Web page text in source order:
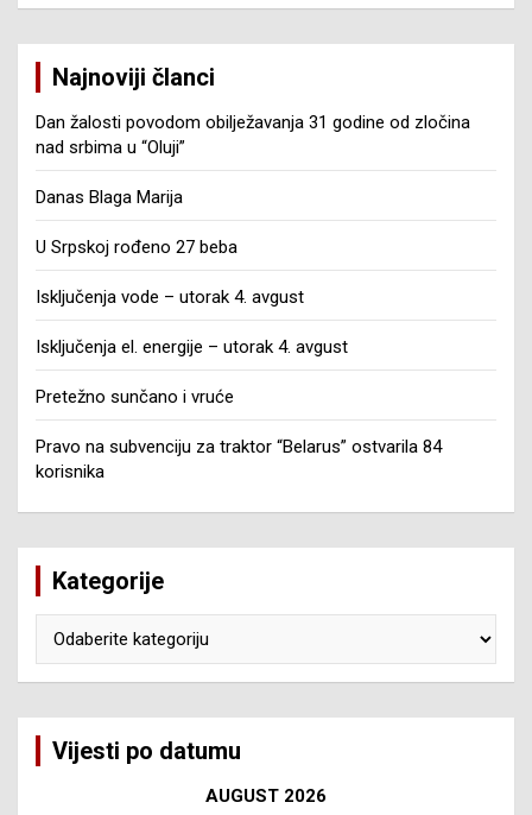
Najnoviji članci
Dan žalosti povodom obilježavanja 31 godine od zločina
nad srbima u “Oluji”
Danas Blaga Marija
U Srpskoj rođeno 27 beba
Isključenja vode – utorak 4. avgust
Isključenja el. energije – utorak 4. avgust
Pretežno sunčano i vruće
Pravo na subvenciju za traktor “Belarus” ostvarila 84
korisnika
Kategorije
Vijesti po datumu
AUGUST 2026